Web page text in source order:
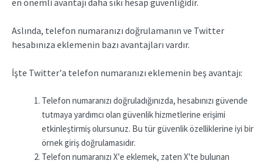
Aslında, telefon numaranızı doğrulamanın ve Twitter
hesabınıza eklemenin bazı avantajları vardır.
İşte Twitter'a telefon numaranızı eklemenin beş avantajı:
Telefon numaranızı doğruladığınızda, hesabınızı güvende
tutmaya yardımcı olan güvenlik hizmetlerine erişimi
etkinleştirmiş olursunuz. Bu tür güvenlik özelliklerine iyi bir
örnek giriş doğrulamasıdır.
Telefon numaranızı X'e eklemek, zaten X'te bulunan